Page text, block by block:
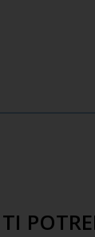
TI